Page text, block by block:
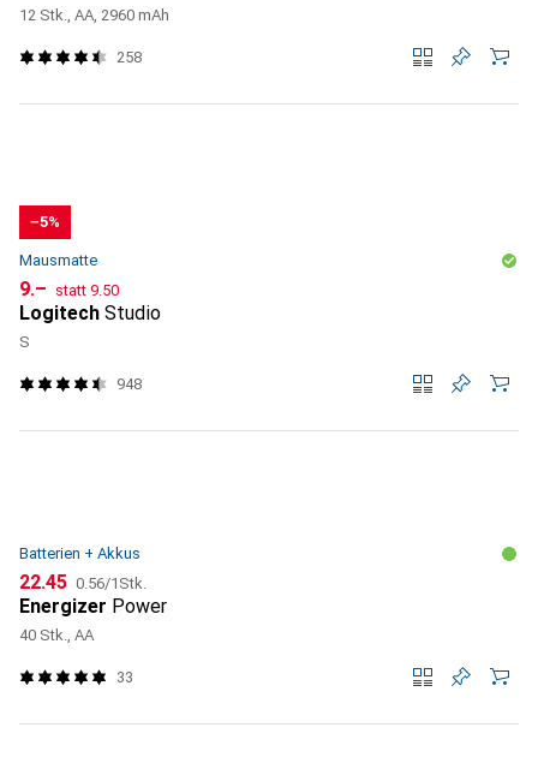
12 Stk., AA, 2960 mAh
258
−5%
Mausmatte
CHF
9.– statt CHF
9.50
Logitech Studio
S
948
Batterien + Akkus
CHF
22.45 CHF
0.56/1Stk.
Energizer Power
40 Stk., AA
33